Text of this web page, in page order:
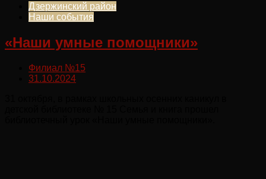
Дзержинский район
Наши события
«Наши умные помощники»
Филиал №15
31.10.2024